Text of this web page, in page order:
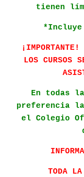
tienen
LOS CURSOS
En todas
preferencia
el Colegio
TODA